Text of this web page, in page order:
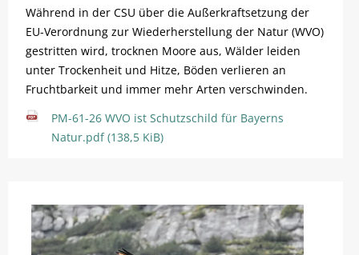
Während in der CSU über die Außerkraftsetzung der
EU-Verordnung zur Wiederherstellung der Natur (WVO)
gestritten wird, trocknen Moore aus, Wälder leiden
unter Trockenheit und Hitze, Böden verlieren an
Fruchtbarkeit und immer mehr Arten verschwinden.
PM-61-26 WVO ist Schutzschild für Bayerns
Natur.pdf(138,5 KiB)